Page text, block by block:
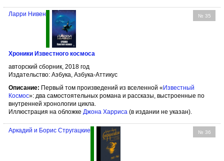
№ 35
Ларри Нивен
Хроники Известного космоса
авторский сборник, 2018 год
Издательство: Азбука, Азбука-Аттикус
Описание: Первый том произведений из вселенной « Известный
Космос»: два самостоятельных романа и рассказы, выстроенные по
внутренней хронологии цикла.
Иллюстрация на обложке Джона Харриса (в издании не указан).
№ 36
Аркадий и Борис Стругацкие